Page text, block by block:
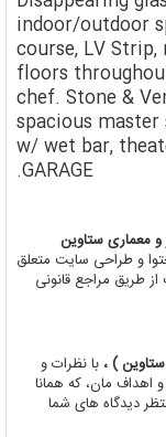
indoor/outdoor
course, LV
floors
chef. Stone &
spacious
w/ wet bar,
GARAGE.
معماری ستاوین
و طراحی سایت متعلق
طریق مراجع قانونی
) ، با نظرات و
اهداف مان، که همانا
دیدگاه های شما